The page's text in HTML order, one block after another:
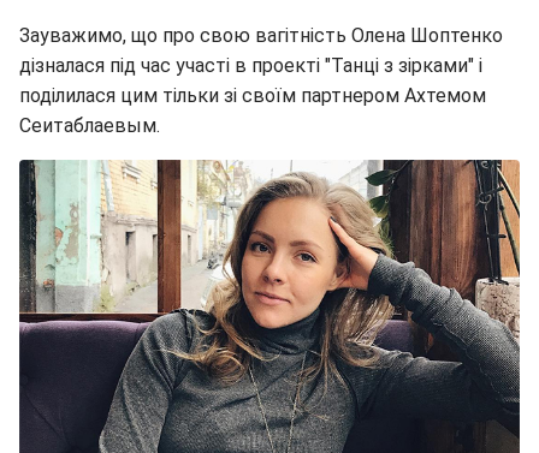
Зауважимо, що про свою вагітність Олена Шоптенко
дізналася під час участі в проекті "Танці з зірками" і
поділилася цим тільки зі своїм партнером Ахтемом
Сеитаблаевым.